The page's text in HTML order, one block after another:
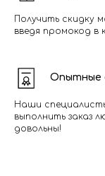
Получить скидку
введя промокод в
Опытные
Наши
выполнить заказ
довольны!